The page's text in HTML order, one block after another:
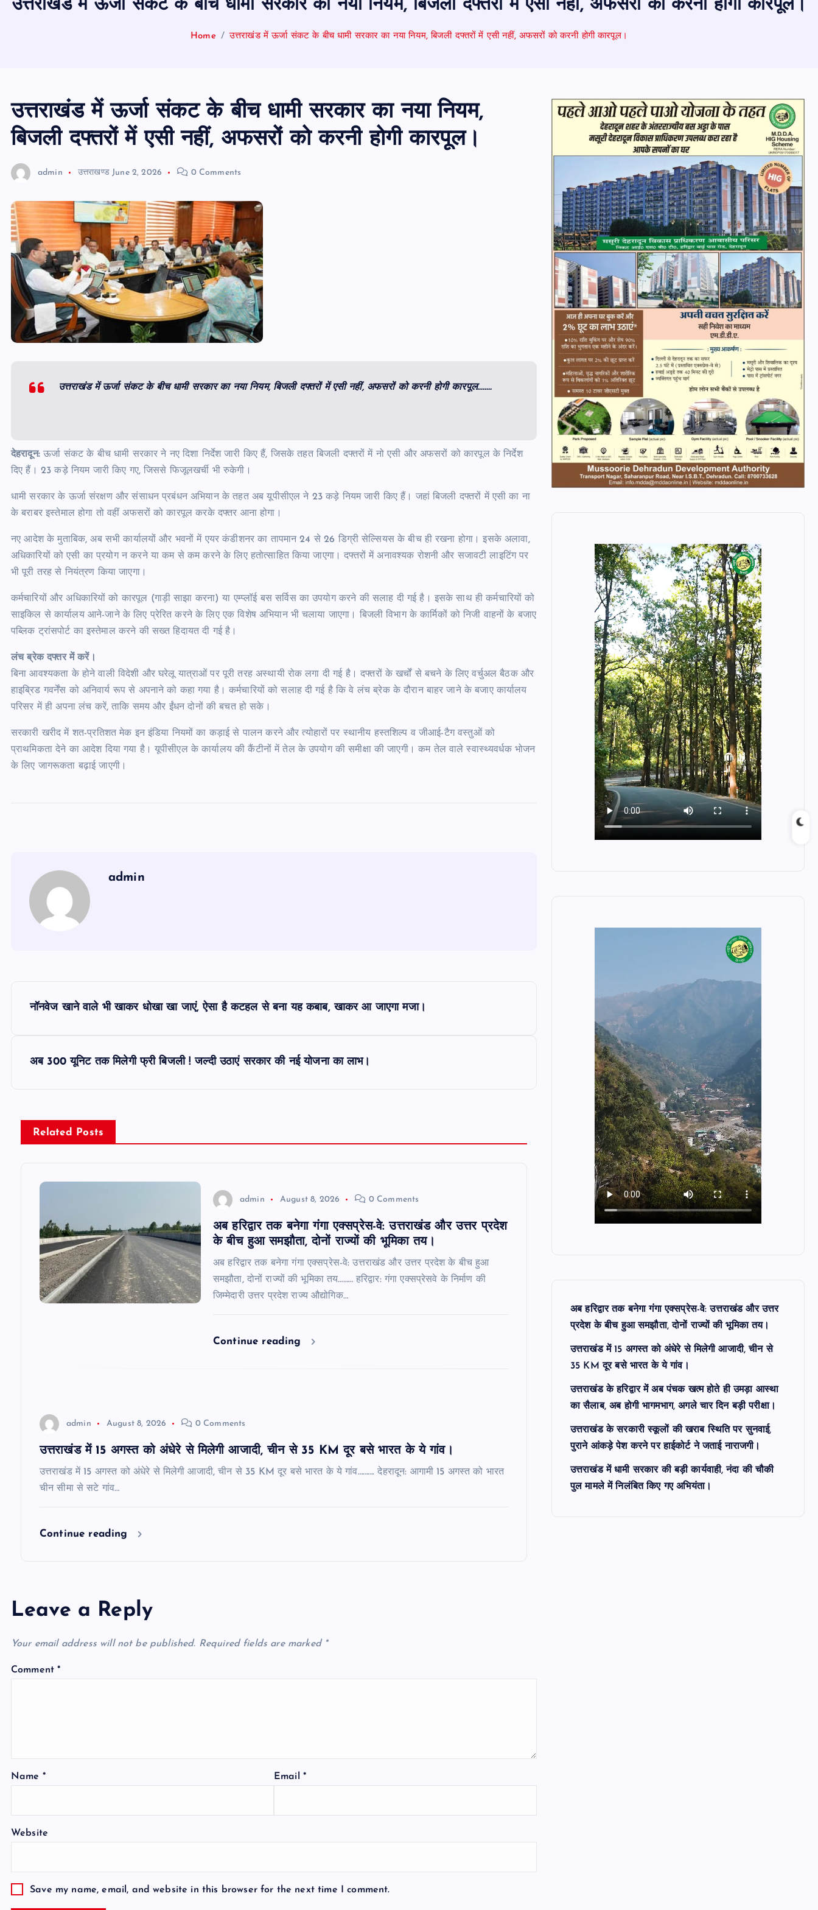
उत्तराखंड में ऊर्जा संकट के बीच धामी सरकार का नया नियम, बिजली दफ्तरों में एसी नहीं, अफसरों को करनी होगी कारपूल।
Home उत्तराखंड में ऊर्जा संकट के बीच धामी सरकार का नया नियम, बिजली दफ्तरों में एसी नहीं, अफसरों को करनी होगी कारपूल।
उत्तराखंड में ऊर्जा संकट के बीच धामी सरकार का नया नियम,
बिजली दफ्तरों में एसी नहीं, अफसरों को करनी होगी कारपूल।
admin उत्तराखण्ड June 2, 2026 0 Comments
उत्तराखंड में ऊर्जा संकट के बीच धामी सरकार का नया नियम, बिजली दफ्तरों में एसी नहीं, अफसरों को करनी होगी कारपूल……..
देहरादून:ऊर्जा संकट के बीच धामी सरकार ने नए दिशा निर्देश जारी किए हैं, जिसके तहत बिजली दफ्तरों में नो एसी और अफसरों को कारपूल के निर्देश
दिए हैं। 23 कड़े नियम जारी किए गए, जिससे फिजूलखर्ची भी रुकेगी।
धामी सरकार के ऊर्जा संरक्षण और संसाधन प्रबंधन अभियान के तहत अब यूपीसीएल ने 23 कड़े नियम जारी किए हैं। जहां बिजली दफ्तरों में एसी का ना
के बराबर इस्तेमाल होगा तो वहीं अफसरों को कारपूल करके दफ्तर आना होगा।
नए आदेश के मुताबिक, अब सभी कार्यालयों और भवनों में एयर कंडीशनर का तापमान 24 से 26 डिग्री सेल्सियस के बीच ही रखना होगा। इसके अलावा,
अधिकारियों को एसी का प्रयोग न करने या कम से कम करने के लिए हतोत्साहित किया जाएगा। दफ्तरों में अनावश्यक रोशनी और सजावटी लाइटिंग पर
भी पूरी तरह से नियंत्रण किया जाएगा।
कर्मचारियों और अधिकारियों को कारपूल (गाड़ी साझा करना) या एम्प्लॉई बस सर्विस का उपयोग करने की सलाह दी गई है। इसके साथ ही कर्मचारियों को
साइकिल से कार्यालय आने-जाने के लिए प्रेरित करने के लिए एक विशेष अभियान भी चलाया जाएगा। बिजली विभाग के कार्मिकों को निजी वाहनों के बजाए
पब्लिक ट्रांसपोर्ट का इस्तेमाल करने की सख्त हिदायत दी गई है।
लंच ब्रेक दफ्तर में करें।
बिना आवश्यकता के होने वाली विदेशी और घरेलू यात्राओं पर पूरी तरह अस्थायी रोक लगा दी गई है। दफ्तरों के खर्चों से बचने के लिए वर्चुअल बैठक और
हाइब्रिड गवर्नेंस को अनिवार्य रूप से अपनाने को कहा गया है। कर्मचारियों को सलाह दी गई है कि वे लंच ब्रेक के दौरान बाहर जाने के बजाए कार्यालय
परिसर में ही अपना लंच करें, ताकि समय और ईंधन दोनों की बचत हो सके।
सरकारी खरीद में शत-प्रतिशत मेक इन इंडिया नियमों का कड़ाई से पालन करने और त्योहारों पर स्थानीय हस्तशिल्प व जीआई-टैग वस्तुओं को
प्राथमिकता देने का आदेश दिया गया है। यूपीसीएल के कार्यालय की कैंटीनों में तेल के उपयोग की समीक्षा की जाएगी। कम तेल वाले स्वास्थ्यवर्धक भोजन
के लिए जागरूकता बढ़ाई जाएगी।
admin
नॉनवेज खाने वाले भी खाकर धोखा खा जाएं, ऐसा है कटहल से बना यह कबाब, खाकर आ जाएगा मजा।
अब 300 यूनिट तक मिलेगी फ्री बिजली ! जल्दी उठाएं सरकार की नई योजना का लाभ।
Related Posts
admin August 8, 2026 0 Comments
अब हरिद्वार तक बनेगा गंगा एक्सप्रेस-वे: उत्तराखंड और उत्तर प्रदेश
के बीच हुआ समझौता, दोनों राज्यों की भूमिका तय।
अब हरिद्वार तक बनेगा गंगा एक्सप्रेस-वे: उत्तराखंड और उत्तर प्रदेश के बीच हुआ
समझौता, दोनों राज्यों की भूमिका तय……… हरिद्वार: गंगा एक्सप्रेसवे के निर्माण की
जिम्मेदारी उत्तर प्रदेश राज्य औद्योगिक…
Continue reading
admin August 8, 2026 0 Comments
उत्तराखंड में 15 अगस्त को अंधेरे से मिलेगी आजादी, चीन से 35 KM दूर बसे भारत के ये गांव।
उत्तराखंड में 15 अगस्त को अंधेरे से मिलेगी आजादी, चीन से 35 KM दूर बसे भारत के ये गांव………. देहरादून: आगामी 15 अगस्त को भारत
चीन सीमा से सटे गांव…
Continue reading
Leave a Reply
Your email address will not be published. Required fields are marked *
Comment*
Name * Email *
Website
Save my name, email, and website in this browser for the next time I comment.
अब हरिद्वार तक बनेगा गंगा एक्सप्रेस-वे: उत्तराखंड और उत्तर
प्रदेश के बीच हुआ समझौता, दोनों राज्यों की भूमिका तय।
उत्तराखंड में 15 अगस्त को अंधेरे से मिलेगी आजादी, चीन से
35 KM दूर बसे भारत के ये गांव।
उत्तराखंड के हरिद्वार में अब पंचक खत्म होते ही उमड़ा आस्था
का सैलाब, अब होगी भागमभाग, अगले चार दिन बड़ी परीक्षा।
उत्तराखंड के सरकारी स्कूलों की खराब स्थिति पर सुनवाई,
पुराने आंकड़े पेश करने पर हाईकोर्ट ने जताई नाराजगी।
उत्तराखंड में धामी सरकार की बड़ी कार्यवाही, नंदा की चौकी
पुल मामले में निलंबित किए गए अभियंता।